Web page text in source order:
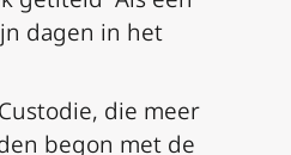
dagen in het
die meer
begon met de